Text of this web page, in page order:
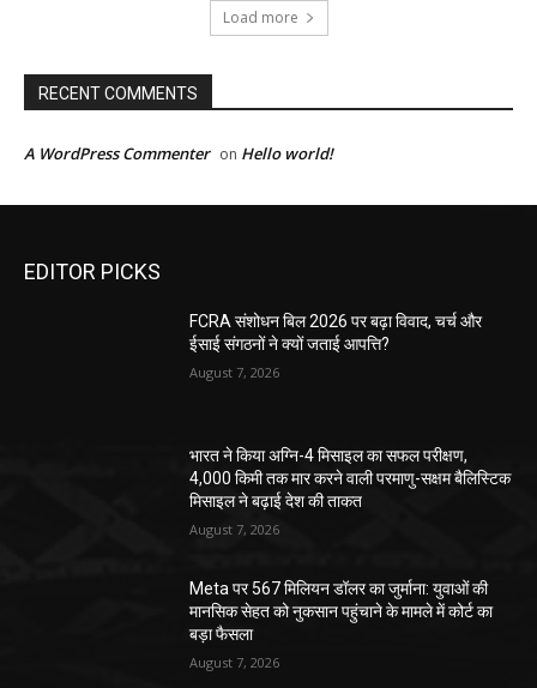
Load more
RECENT COMMENTS
A WordPress Commenter on Hello world!
EDITOR PICKS
FCRA संशोधन बिल 2026 पर बढ़ा विवाद, चर्च और
ईसाई संगठनों ने क्यों जताई आपत्ति?
August 7, 2026
भारत ने किया अग्नि-4 मिसाइल का सफल परीक्षण,
4,000 किमी तक मार करने वाली परमाणु-सक्षम बैलिस्टिक
मिसाइल ने बढ़ाई देश की ताकत
August 7, 2026
Meta पर 567 मिलियन डॉलर का जुर्माना: युवाओं की
मानसिक सेहत को नुकसान पहुंचाने के मामले में कोर्ट का
बड़ा फैसला
August 7, 2026